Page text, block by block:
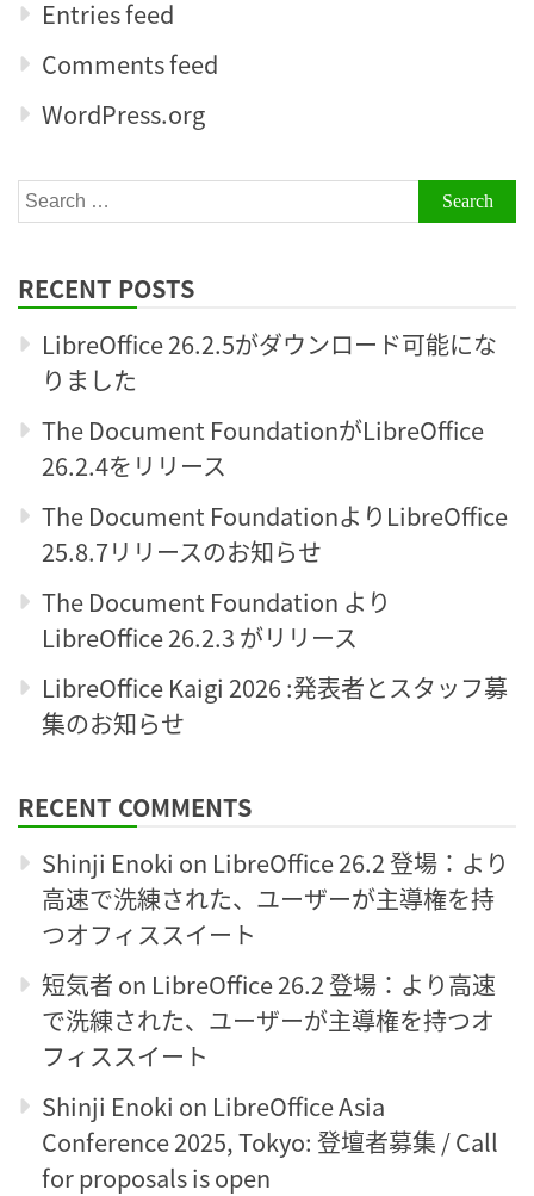
Entries feed
Comments feed
WordPress.org
Search
for:
RECENT POSTS
LibreOffice 26.2.5がダウンロード可能にな
りました
The Document FoundationがLibreOffice
26.2.4をリリース
The Document FoundationよりLibreOffice
25.8.7リリースのお知らせ
The Document Foundation より
LibreOffice 26.2.3 がリリース
LibreOffice Kaigi 2026 :発表者とスタッフ募
集のお知らせ
RECENT COMMENTS
Shinji Enoki on LibreOffice 26.2 登場：より
高速で洗練された、ユーザーが主導権を持
つオフィススイート
短気者 on LibreOffice 26.2 登場：より高速
で洗練された、ユーザーが主導権を持つオ
フィススイート
Shinji Enoki on LibreOffice Asia
Conference 2025, Tokyo: 登壇者募集 / Call
for proposals is open